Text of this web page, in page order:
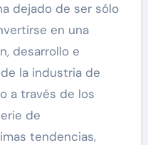
dejado de ser sólo
en una
desarrollo e
la industria de
a través de los
de
tendencias,